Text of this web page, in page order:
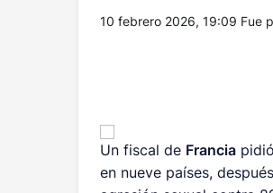
10 febrero 2026, 19:09 Fue
Un fiscal de Francia
en nueve países,